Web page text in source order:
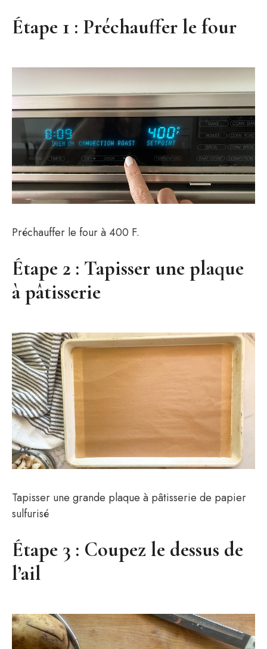
Étape 1 : Préchauffer le four
Préchauffer le four à 400 F.
Étape 2 : Tapisser une plaque
à pâtisserie
Tapisser une grande plaque à pâtisserie de papier
sulfurisé
Étape 3 : Coupez le dessus de
l’ail